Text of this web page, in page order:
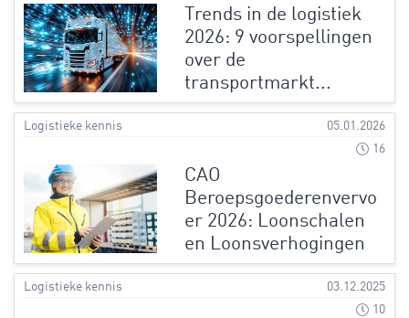
Trends in de logistiek
2026: 9 voorspellingen
over de
transportmarkt...
Logistieke kennis
05.01.2026
16
CAO
Beroepsgoederenvervo
er 2026: Loonschalen
en Loonsverhogingen
Logistieke kennis
03.12.2025
10